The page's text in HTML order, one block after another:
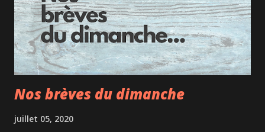
téléchargée sur votre téléphone, il ne vous restera qu'à
payer le stationnement en arrivant, un frais fixe de 10$
réduit à 5$ q...
Nos brèves du dimanche
juillet 05, 2020